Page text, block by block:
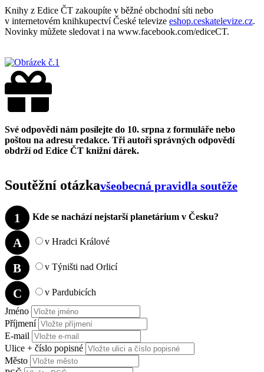
Knihy z Edice ČT zakoupíte v běžné obchodní síti nebo
v internetovém knihkupectví České televize eshop.ceskatelevize.cz.
Novinky můžete sledovat i na www.facebook.com/ediceCT.
Své odpovědi nám posílejte do 10. srpna z formuláře nebo
poštou na adresu redakce. Tři autoři správných odpovědí
obdrží od Edice ČT knižní dárek.
Soutěžní otázkavšeobecná pravidla soutěže
1 Kde se nachází nejstarší planetárium v Česku?
A v Hradci Králové
B v Týništi nad Orlicí
C
v Pardubicích
Jméno
Příjmení
E-mail
Ulice + číslo popisné
Město